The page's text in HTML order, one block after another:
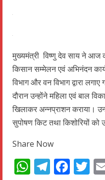
मुख्यमंत्री विष्णु देव साय ने आज
किसान सम्मेलन एवं अभिनंदन
विभाग और वन विभाग द्वारा
दौरान उन्होंने महिला एवं बाल
खिलाकर अन्नप्राशन कराया।
सुपोषण किट तथा किशोरियों को
Share Now